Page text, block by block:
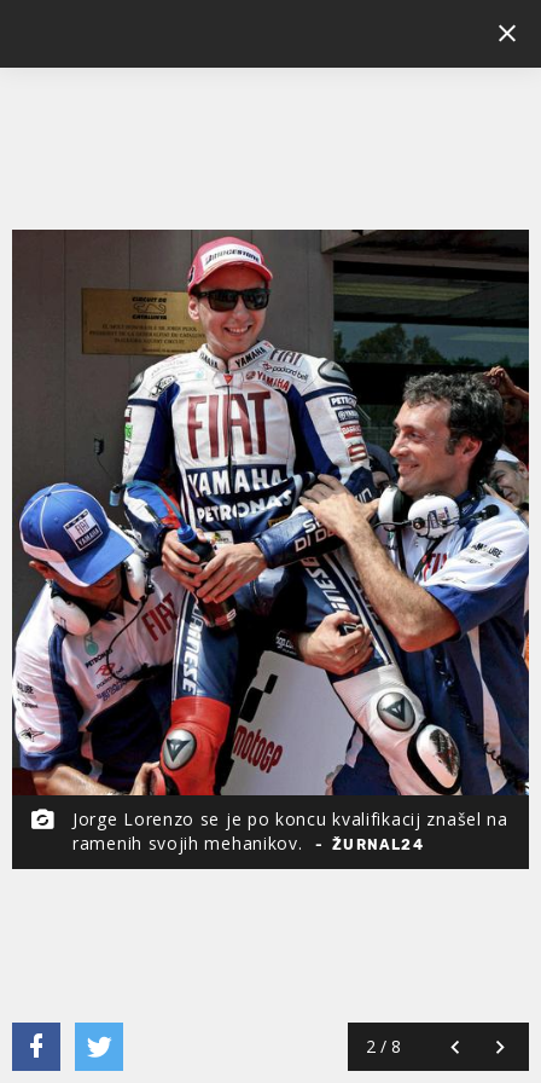
Jorge Lorenzo se je po koncu kvalifikacij znašel na
ramenih svojih mehanikov.
ŽURNAL24
2 / 8